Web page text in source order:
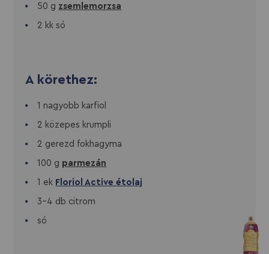
50 g zsemlemorzsa
2 kk só
A körethez:
1 nagyobb karfiol
2 közepes krumpli
2 gerezd fokhagyma
100 g parmezán
1 ek Floriol Active étolaj
3-4 db citrom
só